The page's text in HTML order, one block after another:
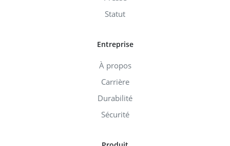
Statut
Entreprise
À propos
Carrière
Durabilité
Sécurité